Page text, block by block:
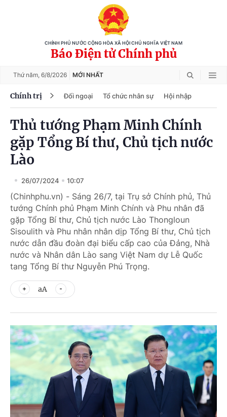
CHÍNH PHỦ NƯỚC CỘNG HÒA XÃ HỘI CHỦ NGHĨA VIỆT NAM
Báo Điện tử Chính phủ
Thứ năm, 6/8/2026 MỚI NHẤT
Chính trị Đối ngoại Tổ chức nhân sự Hội nhập
Thủ tướng Phạm Minh Chính
gặp Tổng Bí thư, Chủ tịch nước
Lào
26/07/2024 10:07
(Chinhphu.vn) - Sáng 26/7, tại Trụ sở Chính phủ, Thủ
tướng Chính phủ Phạm Minh Chính và Phu nhân đã
gặp Tổng Bí thư, Chủ tịch nước Lào Thongloun
Sisoulith và Phu nhân nhân dịp Tổng Bí thư, Chủ tịch
nước dẫn đầu đoàn đại biểu cấp cao của Đảng, Nhà
nước và Nhân dân Lào sang Việt Nam dự Lễ Quốc
tang Tổng Bí thư Nguyễn Phú Trọng.
aA